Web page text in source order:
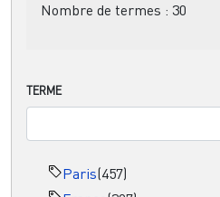
Nombre de termes : 30
TERME
Paris(457)